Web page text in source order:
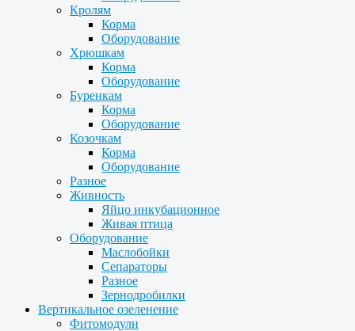
Кролям
Корма
Оборудование
Хрюшкам
Корма
Оборудование
Буренкам
Корма
Оборудование
Козочкам
Корма
Оборудование
Разное
Живность
Яйцо инкубационное
Живая птица
Оборудование
Маслобойки
Сепараторы
Разное
Зернодробилки
Вертикальное озеленение
Фитомодули